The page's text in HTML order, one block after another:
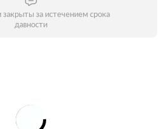
за истечением срока
давности